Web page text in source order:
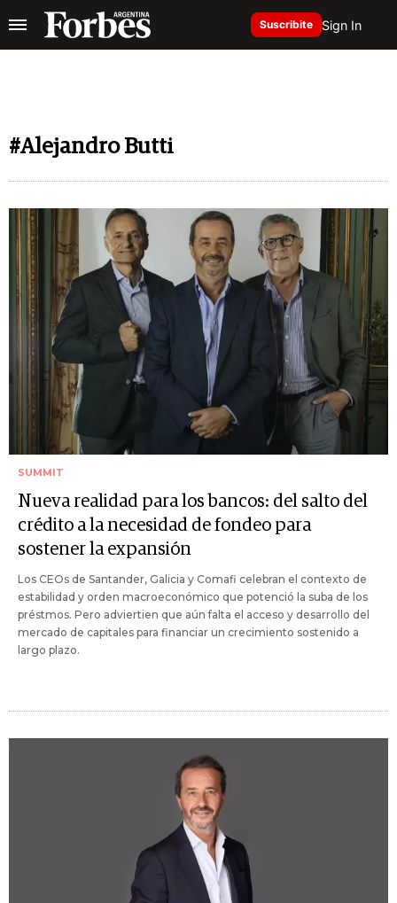
Suscribite Sign In
#Alejandro Butti
SUMMIT
Nueva realidad para los bancos: del salto del
crédito a la necesidad de fondeo para
sostener la expansión
Los CEOs de Santander, Galicia y Comafi celebran el contexto de
estabilidad y orden macroeconómico que potenció la suba de los
préstmos. Pero adviertien que aún falta el acceso y desarrollo del
mercado de capitales para financiar un crecimiento sostenido a
largo plazo.